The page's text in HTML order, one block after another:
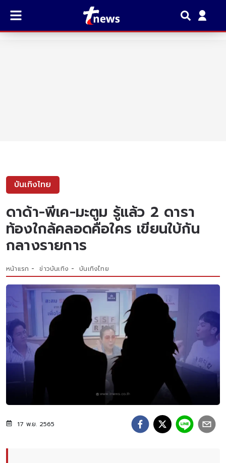
บันเทิงไทย
ดาด้า-พีเค-มะตูม รู้แล้ว 2 ดารา
ท้องใกล้คลอดคือใคร เขียนใบ้กัน
กลางรายการ
หน้าแรก ข่าวบันเทิง บันเทิงไทย
17 พ.ย. 2565